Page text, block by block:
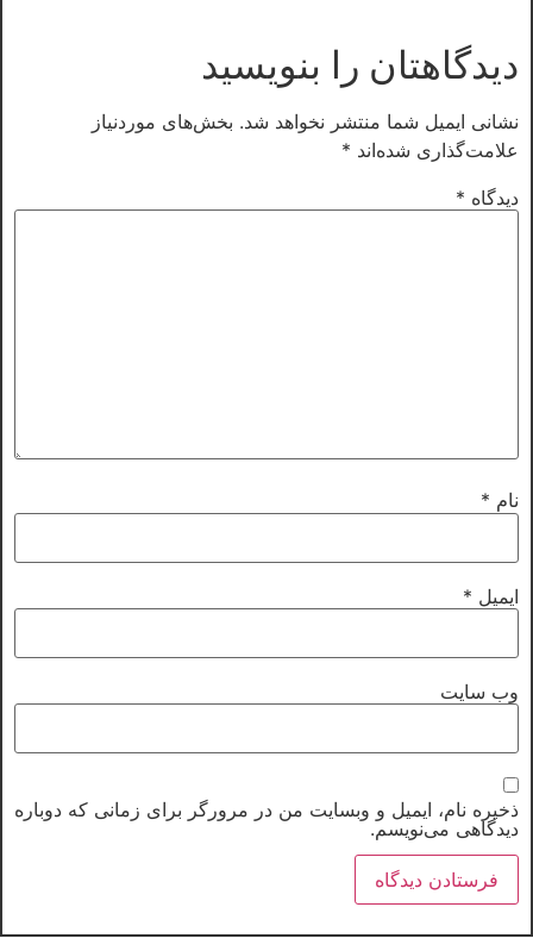
را بنویسید
ایمیل شما منتشر نخواهد شد. بخش‌های موردنیاز
شده‌اند*
*
*
*
سایت
نام، ایمیل و وبسایت من در مرورگر برای زمانی که دوباره
می‌نویسم.